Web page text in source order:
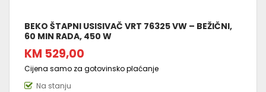
BEKO ŠTAPNI USISIVAČ VRT 76325 VW – BEŽIČNI,
60 MIN RADA, 450 W
KM 529,00
Cijena samo za gotovinsko plaćanje
Na stanju